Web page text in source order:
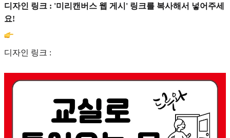
디자인 링크 : '미리캔버스 웹 게시' 링크를 복사해서 넣어주세
요!
디자인 링크 :